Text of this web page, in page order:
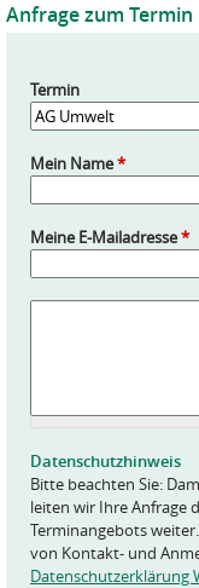
Anfrage zum Termin
Termin
Mein Name*
Meine E-Mailadresse*
*
Datenschutzhinweis
Bitte beachten Sie:
leiten wir Ihre Anfrage
Terminangebots
von Kontakt- und
Datenschutzerklärung